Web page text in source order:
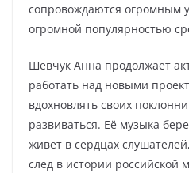
сопровождаются огромным
огромной популярностью
Шевчук Анна продолжает
работать над новыми
вдохновлять своих
развиваться. Её музыка
живет в сердцах
след в истории российской